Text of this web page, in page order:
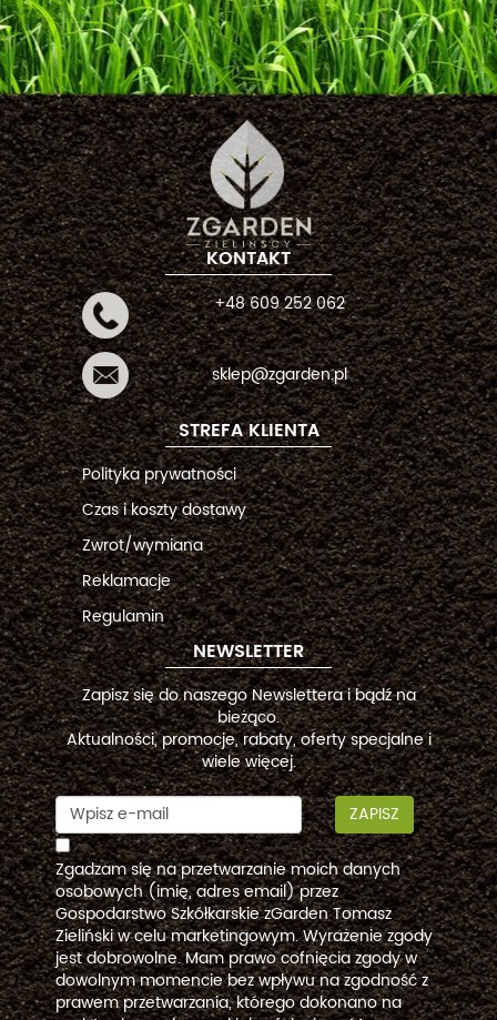
KONTAKT
+48 609 252 062
sklep@zgarden.pl
STREFA KLIENTA
Polityka prywatności
Czas i koszty dostawy
Zwrot/wymiana
Reklamacje
Regulamin
NEWSLETTER
Zapisz się do naszego Newslettera i bądź na
bieżąco.
Aktualności, promocje, rabaty, oferty specjalne i
wiele więcej.
ZAPISZ
Zgadzam się na przetwarzanie moich danych
osobowych (imię, adres email) przez
Gospodarstwo Szkółkarskie zGarden Tomasz
Zieliński w celu marketingowym. Wyrażenie zgody
jest dobrowolne. Mam prawo cofnięcia zgody w
dowolnym momencie bez wpływu na zgodność z
prawem przetwarzania, którego dokonano na